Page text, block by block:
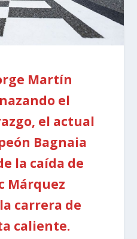
Martín
el
el actual
Bagnaia
la caída de
Márquez
carrera de
caliente.